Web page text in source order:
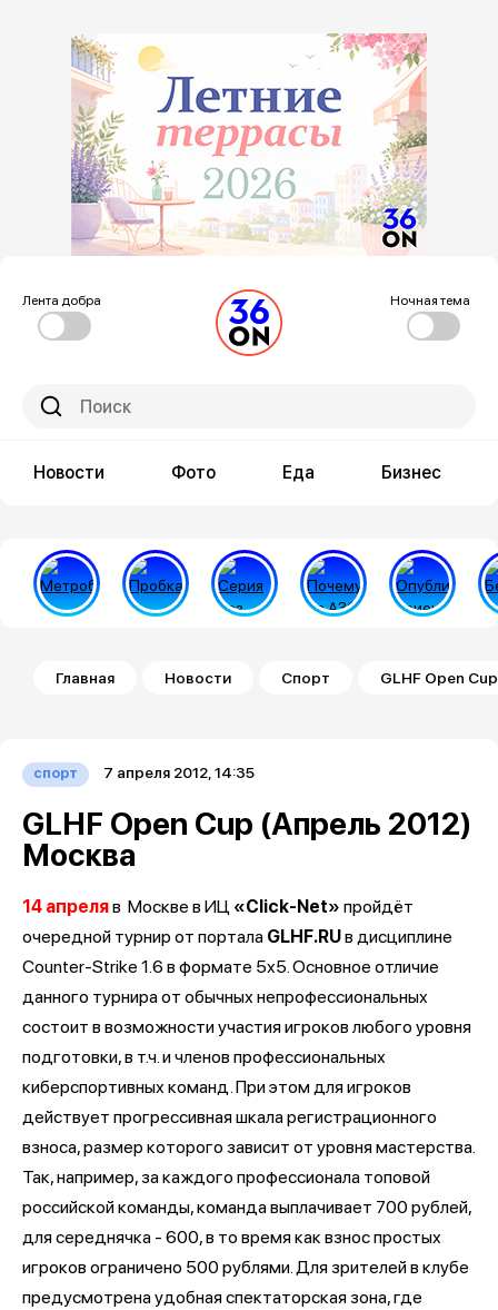
Лента добра Ночная тема
Новости Фото Еда Бизнес
Строка навигации
Главная Новости Спорт GLHF Open
спорт 7 апреля 2012, 14:35
GLHF Open Cup (Апрель 2012)
Москва
14 апреляв Москве в ИЦ «Click-Net» пройдёт
очередной турнир от портала GLHF.RUв дисциплине
Counter-Strike 1.6 в формате 5x5. Основное отличие
данного турнира от обычных непрофессиональных
состоит в возможности участия игроков любого уровня
подготовки, в т.ч. и членов профессиональных
киберспортивных команд. При этом для игроков
действует прогрессивная шкала регистрационного
взноса, размер которого зависит от уровня мастерства.
Так, например, за каждого профессионала топовой
российской команды, команда выплачивает 700 рублей,
для середнячка - 600, в то время как взнос простых
игроков ограничено 500 рублями. Для зрителей в клубе
предусмотрена удобная спектаторская зона, где